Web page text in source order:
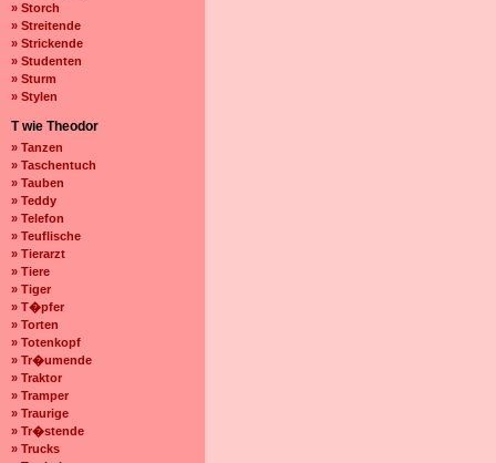
» Storch
» Streitende
» Strickende
» Studenten
» Sturm
» Stylen
T wie Theodor
» Tanzen
» Taschentuch
» Tauben
» Teddy
» Telefon
» Teuflische
» Tierarzt
» Tiere
» Tiger
» T�pfer
» Torten
» Totenkopf
» Tr�umende
» Traktor
» Tramper
» Traurige
» Tr�stende
» Trucks